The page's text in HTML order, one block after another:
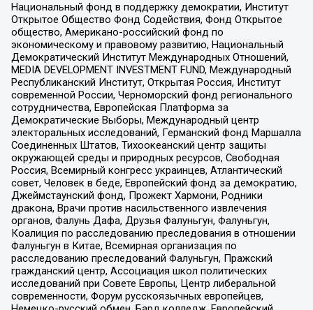
Национальный фонд в поддержку демократии, Институт
Открытое Общество Фонд Содействия, Фонд Открытое
общество, Американо-российский фонд по
экономическому и правовому развитию, Национальный
Демократический Институт Международных Отношений,
MEDIA DEVELOPMENT INVESTMENT FUND, Международный
Республиканский Институт, Открытая Россия, Институт
современной России, Черноморский фонд регионального
сотрудничества, Европейская Платформа за
Демократические Выборы, Международный центр
электоральных исследований, Германский фонд Маршалла
Соединенных Штатов, Тихоокеанский центр защиты
окружающей среды и природных ресурсов, Свободная
Россия, Всемирный конгресс украинцев, Атлантический
совет, Человек в беде, Европейский фонд за демократию,
Джеймстаунский фонд, Прожект Хармони, Родники
дракона, Врачи против насильственного извлечения
органов, Фалунь Дафа, Друзья Фалуньгун, Фалуньгун,
Коалиция по расследованию преследования в отношении
Фалуньгун в Китае, Всемирная организация по
расследованию преследований Фалуньгун, Пражский
гражданский центр, Ассоциация школ политических
исследований при Совете Европы, Центр либеральной
современности, Форум русскоязычных европейцев,